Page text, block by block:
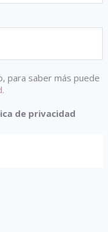
para saber más puede
de privacidad